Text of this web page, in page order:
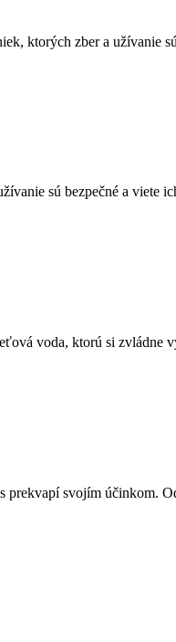
ktorých zber a užívanie
sú bezpečné a viete
voda, ktorú si zvládne
svojím účinkom.